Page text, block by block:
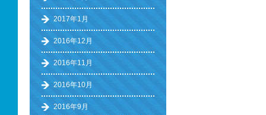
2017年1月
2016年12月
2016年11月
2016年10月
2016年9月